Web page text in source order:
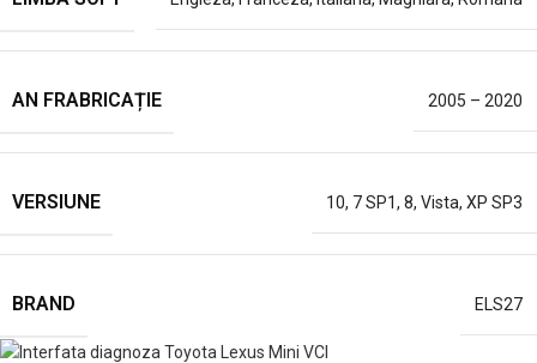
AN FRABRICAȚIE 2005 – 2020
VERSIUNE 10, 7 SP1, 8, Vista, XP SP3
BRAND ELS27